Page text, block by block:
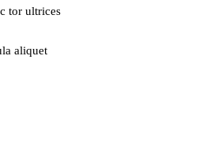
tor ultrices
aliquet